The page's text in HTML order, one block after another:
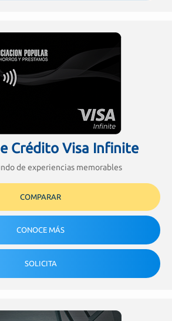
Crédito Visa Infinite
de experiencias memorables
COMPARAR
CONOCE MÁS
SOLICITA